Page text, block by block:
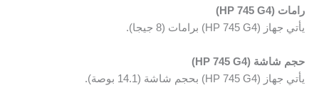
رامات (HP 745 G4)
يأتي جهاز (HP 745 G4) برامات (8 جيجا).
حجم شاشة (HP 745 G4)
يأتي جهاز (HP 745 G4) بحجم شاشة (14.1 بوصة).